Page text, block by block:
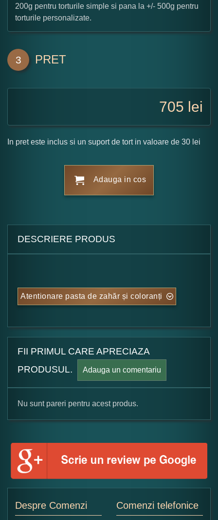
200g pentru torturile simple si pana la +/- 500g pentru
torturile personalizate.
3 PRET
705 lei
In pret este inclus si un suport de tort in valoare de 30 lei
Adauga in cos
DESCRIERE PRODUS
Atentionare pasta de zahăr și coloranți
FII PRIMUL CARE APRECIAZA
PRODUSUL.
Adauga un comentariu
Formular pareri client
Numele dumneavoastra:
Nu sunt pareri pentru acest produs.
Despre Comenzi Comenzi telefonice